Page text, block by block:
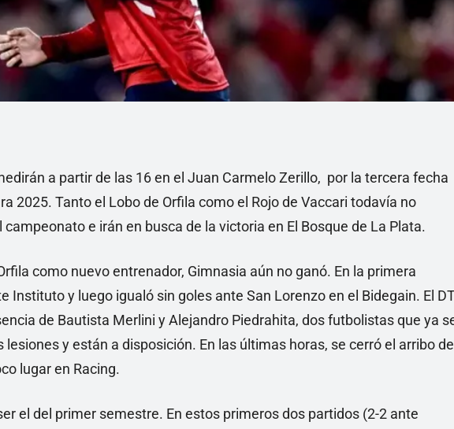
a partir de las 16 en el Juan Carmelo Zerillo, por la tercera fecha
2025. Tanto el Lobo de Orfila como el Rojo de Vaccari todavía no
e irán en busca de la victoria en El Bosque de La Plata.
como nuevo entrenador, Gimnasia aún no ganó. En la primera
Instituto y luego igualó sin goles ante San Lorenzo en el Bidegain. El
de Bautista Merlini y Alejandro Piedrahita, dos futbolistas que ya
y están a disposición. En las últimas horas, se cerró el arribo de
lugar en Racing.
el del primer semestre. En estos primeros dos partidos (2-2 ante